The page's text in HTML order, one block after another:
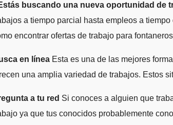
buscando una nueva oportunidad de
a tiempo parcial hasta empleos a
encontrar ofertas de trabajo para
en línea Esta es una de las mejores
una amplia variedad de trabajos. Estos
a tu red Si conoces a alguien que
ya que tus conocidos probablemente